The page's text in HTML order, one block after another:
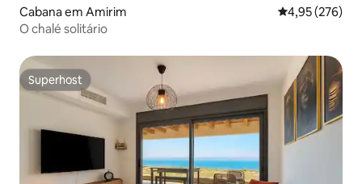
Cabana em Amirim Classificação
4,95 (276)
O chalé solitário
Superhost
Superhost